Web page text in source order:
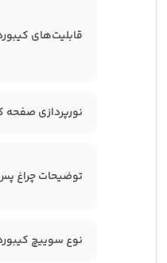
قابلیت‌های
نورپردازی صفحه
توضیحات چراغ‌
نوع سوییچ